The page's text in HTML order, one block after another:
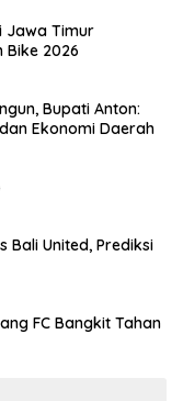
Jawa Timur
Bike 2026
Bupati Anton:
Ekonomi Daerah
Bali United, Prediksi
FC Bangkit Tahan